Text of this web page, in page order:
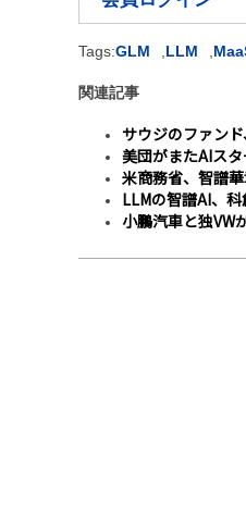
Tags:GLM LLM
関連記事
サウジのファン
美団がまたAIス
米商務省、智譜
LLMの智譜AI、
小鵬汽車と独VW